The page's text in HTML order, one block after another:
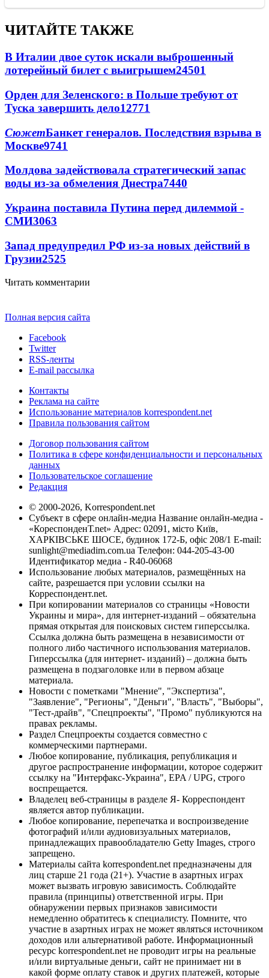
ЧИТАЙТЕ ТАКЖЕ
В Италии двое суток искали выброшенный
лотерейный билет с выигрышем24501
Орден для Зеленского: в Польше требуют от
Туска завершить дело12771
СюжетБанкет генералов. Последствия взрыва в
Москве9741
Молдова задействовала стратегический запас
воды из-за обмеления Днестра7440
Украина поставила Путина перед дилеммой -
СМИ3063
Запад предупредил РФ из-за новых действий в
Грузии2525
Читать комментарии
Полная версия сайта
Facebook
Twitter
RSS-ленты
E-mail рассылка
Контакты
Реклама на сайте
Использование материалов korrespondent.net
Правила пользования сайтом
Договор пользования сайтом
Политика в сфере конфиденциальности и персональных
данных
Пользовательское соглашение
Редакция
© 2000-2026, Korrespondent.net
Субъект в сфере онлайн-медиа Название онлайн-медиа -
«КореспонденТ.net» Адрес: 02091, місто Київ,
ХАРКІВСЬКЕ ШОСЕ, будинок 172-Б, офіс 208/1 E-mail:
sunlight@mediadim.com.ua Телефон: 044-205-43-00
Идентификатор медиа - R40-06068
Использование любых материалов, размещённых на
сайте, разрешается при условии ссылки на
Корреспондент.net.
При копировании материалов со страницы «Новости
Украины и мира», для интернет-изданий – обязательна
прямая открытая для поисковых систем гиперссылка.
Ссылка должна быть размещена в независимости от
полного либо частичного использования материалов.
Гиперссылка (для интернет- изданий) – должна быть
размещена в подзаголовке или в первом абзаце
материала.
Новости с пометками "Мнение", "Экспертиза",
"Заявление", "Регионы", "Деньги", "Власть", "Выборы",
"Тест-драйв", "Спецпроекты", "Промо" публикуются на
правах рекламы.
Раздел Спецпроекты создается совместно с
коммерческими партнерами.
Любое копирование, публикация, републикация и
другое распространение информации, которое содержит
ссылку на "Интерфакс-Украина", EPA / UPG, строго
воспрещается.
Владелец веб-страницы в разделе Я- Корреспондент
является автор публикации.
Любое копирование, перепечатка и воспроизведение
фотографий и/или аудиовизуальных материалов,
принадлежащих правообладателю Getty Images, строго
запрещено.
Материалы сайта korrespondent.net предназначены для
лиц старше 21 года (21+). Участие в азартных играх
может вызвать игровую зависимость. Соблюдайте
правила (принципы) ответственной игры. При
обнаружении первых признаков зависимости
немедленно обратитесь к специалисту. Помните, что
участие в азартных играх не может являться источником
доходов или альтернативой работе. Информационный
ресурс korrespondent.net не проводит игры на реальные
и/или виртуальные деньги, сайт не принимает ни в
какой форме оплату ставок и других платежей, которые